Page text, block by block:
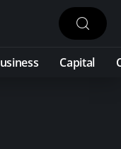
Capital